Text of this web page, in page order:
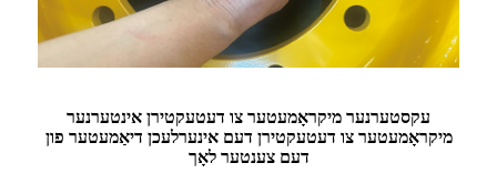
עקסטערנער מיקראָמעטער צו דעטעקטירן אינטערנער
מיקראָמעטער צו דעטעקטירן דעם אינערלעכן דיאַמעטער פון
דעם צענטער לאָך